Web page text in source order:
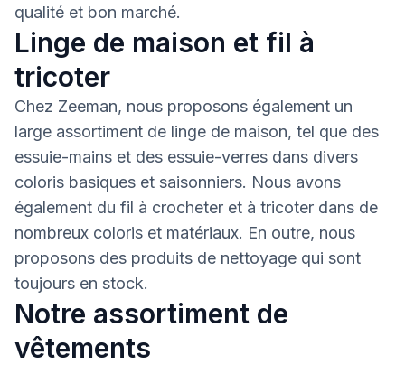
qualité et bon marché.
Linge de maison et fil à
tricoter
Chez Zeeman, nous proposons également un
large assortiment de linge de maison, tel que des
essuie-mains et des essuie-verres dans divers
coloris basiques et saisonniers. Nous avons
également du fil à crocheter et à tricoter dans de
nombreux coloris et matériaux. En outre, nous
proposons des produits de nettoyage qui sont
toujours en stock.
Notre assortiment de
vêtements